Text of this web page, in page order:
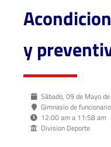
y
Sábado, 09 de Mayo
Gimnasio de
12:00 am a 11:58 am
Division Deporte